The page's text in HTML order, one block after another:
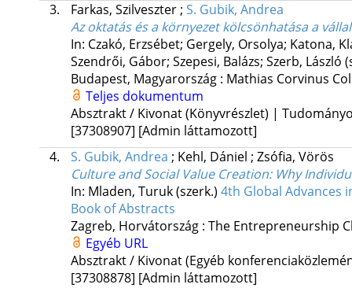
3.
Farkas, Szilveszter; S. Gubik, Andrea
Az oktatás és a környezet kölcsönhatása a
In: Czakó, Erzsébet; Gergely, Orsolya; Katona,
Szendrői, Gábor; Szepesi, Balázs; Szerb, László
Budapest, Magyarország : Mathias Corvinus
Teljes dokumentum
Absztrakt / Kivonat (Könyvrészlet) |
[37308907] [Admin láttamozott]
4.
S. Gubik, Andrea ; Kehl, Dániel ; Zsófia, Vörös
Culture and Social Value Creation: Why
In: Mladen, Turuk (szerk.) 4th Global Advances
Book of Abstracts
Zagreb, Horvátország : The Entrepreneurship
Egyéb URL
Absztrakt / Kivonat (Egyéb
[37308878] [Admin láttamozott]